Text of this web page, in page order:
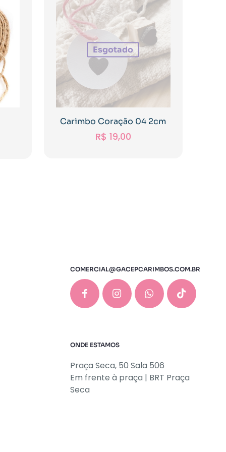
Esgotado
Carimbo Coração 04 2cm
R$ 19,00
COMERCIAL@GACEPCARIMBOS.COM.BR
ONDE ESTAMOS
Praça Seca, 50 Sala 506
Em frente à praça | BRT Praça
Seca